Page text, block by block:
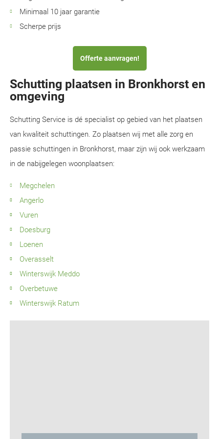
Minimaal 10 jaar garantie
Scherpe prijs
Offerte aanvragen!
Schutting plaatsen in Bronkhorst en
omgeving
Schutting Service is dé specialist op gebied van het plaatsen
van kwaliteit schuttingen. Zo plaatsen wij met alle zorg en
passie schuttingen in Bronkhorst, maar zijn wij ook werkzaam
in de nabijgelegen woonplaatsen:
Megchelen
Angerlo
Vuren
Doesburg
Loenen
Overasselt
Winterswijk Meddo
Overbetuwe
Winterswijk Ratum